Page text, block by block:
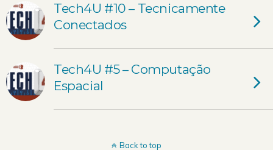
Tech4U #10 – Tecnicamente
Conectados
Tech4U #5 – Computação
Espacial
Back to top